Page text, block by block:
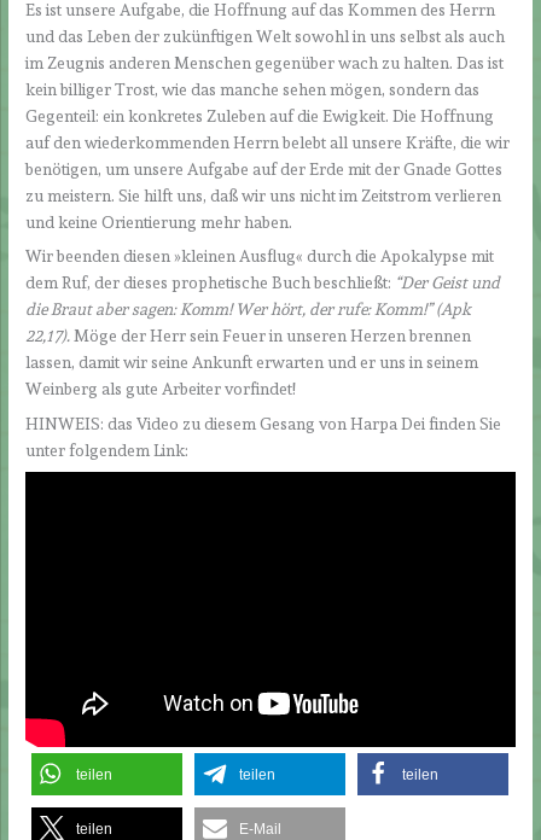
Es ist unsere Aufgabe, die Hoffnung auf das Kommen des Herrn
und das Leben der zukünftigen Welt sowohl in uns selbst als auch
im Zeugnis anderen Menschen gegenüber wach zu halten. Das ist
kein billiger Trost, wie das manche sehen mögen, sondern das
Gegenteil: ein konkretes Zuleben auf die Ewigkeit. Die Hoffnung
auf den wiederkommenden Herrn belebt all unsere Kräfte, die wir
benötigen, um unsere Aufgabe auf der Erde mit der Gnade Gottes
zu meistern. Sie hilft uns, daß wir uns nicht im Zeitstrom verlieren
und keine Orientierung mehr haben.
Wir beenden diesen »kleinen Ausflug« durch die Apokalypse mit
dem Ruf, der dieses prophetische Buch beschließt: “Der Geist und
die Braut aber sagen: Komm! Wer hört, der rufe: Komm!” (Apk
22,17).Möge der Herr sein Feuer in unseren Herzen brennen
lassen, damit wir seine Ankunft erwarten und er uns in seinem
Weinberg als gute Arbeiter vorfindet!
HINWEIS: das Video zu diesem Gesang von Harpa Dei finden Sie
unter folgendem Link:
teilen teilen teilen
teilen E-Mail